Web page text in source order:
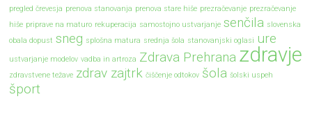
pregled črevesja prenova stanovanja prenova stare hiše prezračevanje prezračevanje
hiše priprave na maturo rekuperacija samostojno ustvarjanje senčila slovenska
obala dopust sneg splošna matura srednja šola stanovanjski oglasi ure
ustvarjanje modelov vadba in artroza Zdrava Prehrana zdravje
zdravstvene težave zdrav zajtrk čiščenje odtokov šola šolski uspeh
šport